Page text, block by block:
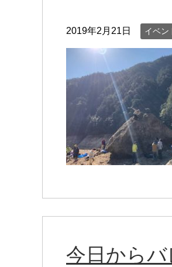
2019年2月21日 イベン
今日から